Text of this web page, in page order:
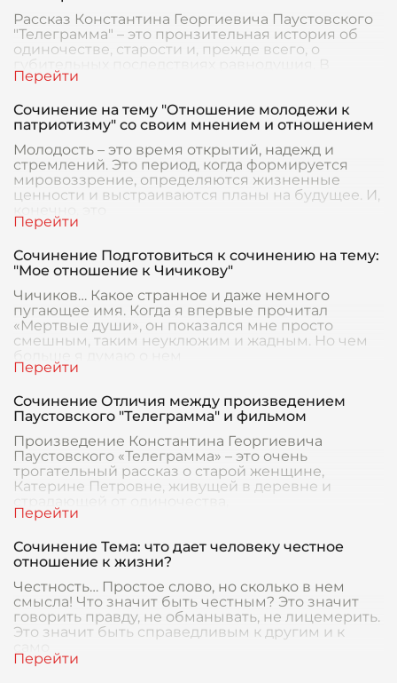
Рассказ Константина Георгиевича Паустовского
"Телеграмма" – это пронзительная история об
одиночестве, старости и, прежде всего, о
губительных последствиях равнодушия. В
центре пове
Сочинение на тему "Отношение молодежи к
патриотизму" со своим мнением и отношением
Молодость – это время открытий, надежд и
стремлений. Это период, когда формируется
мировоззрение, определяются жизненные
ценности и выстраиваются планы на будущее. И,
Сочинение Подготовиться к сочинению на тему:
"Мое отношение к Чичикову"
Чичиков… Какое странное и даже немного
пугающее имя. Когда я впервые прочитал
«Мертвые души», он показался мне просто
смешным, таким неуклюжим и жадным. Но чем
больше я думаю о нем
Сочинение Отличия между произведением
Паустовского "Телеграмма" и фильмом
Произведение Константина Георгиевича
Паустовского «Телеграмма» – это очень
трогательный рассказ о старой женщине,
Катерине Петровне, живущей в деревне и
Сочинение Тема: что дает человеку честное
отношение к жизни?
Честность… Простое слово, но сколько в нем
смысла! Что значит быть честным? Это значит
говорить правду, не обманывать, не лицемерить.
Это значит быть справедливым к другим и к